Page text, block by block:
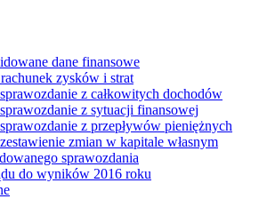
dane finansowe
zysków i strat
z całkowitych dochodów
z sytuacji finansowej
z przepływów pieniężnych
zmian w kapitale własnym
sprawozdania
do wyników 2016 roku